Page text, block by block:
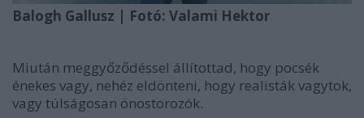
Balogh Gallusz | Fotó: Valami Hektor
Miután meggyőződéssel állítottad, hogy pocsék
énekes vagy, nehéz eldönteni, hogy realisták vagytok,
vagy túlságosan önostorozók.